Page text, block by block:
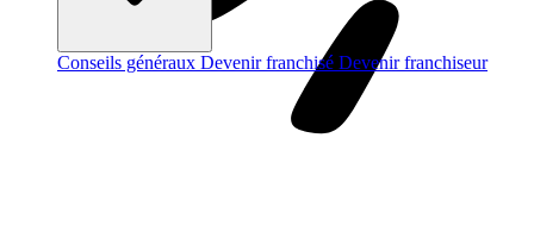
Conseils généraux Devenir franchisé Devenir franchiseur